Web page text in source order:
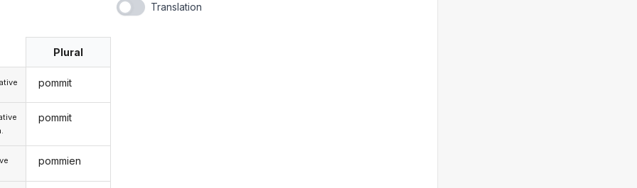
Translation
Plural
pommit
pommit
pommien